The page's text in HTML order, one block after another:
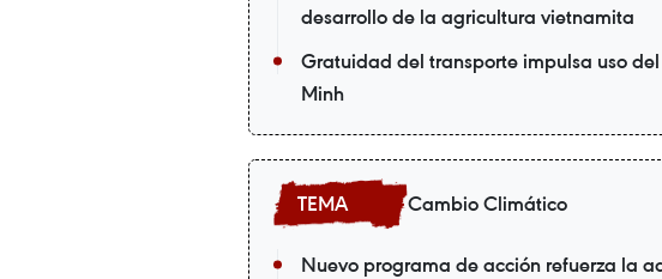
desarrollo de la agricultura vietnamita
Gratuidad del transporte impulsa uso
Minh
Cambio Climático
Nuevo programa de acción refuerza la